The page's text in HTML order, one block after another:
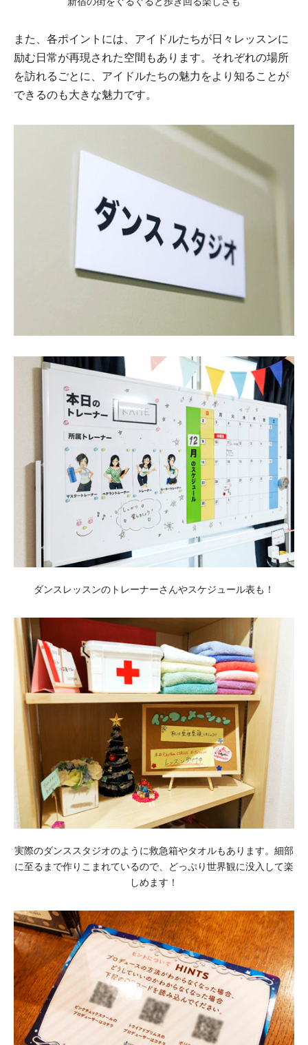
また、各ポイントには、アイドルたちが日々レッスンに
励む日常が再現された空間もあります。それぞれの場所
を訪れるごとに、アイドルたちの魅力をより知ることが
できるのも大きな魅力です。
ダンスレッスンのトレーナーさんやスケジュール表も！
実際のダンススタジオのように救急箱やタオルもあります。細部
に至るまで作りこまれているので、どっぷり世界観に没入して楽
しめます！